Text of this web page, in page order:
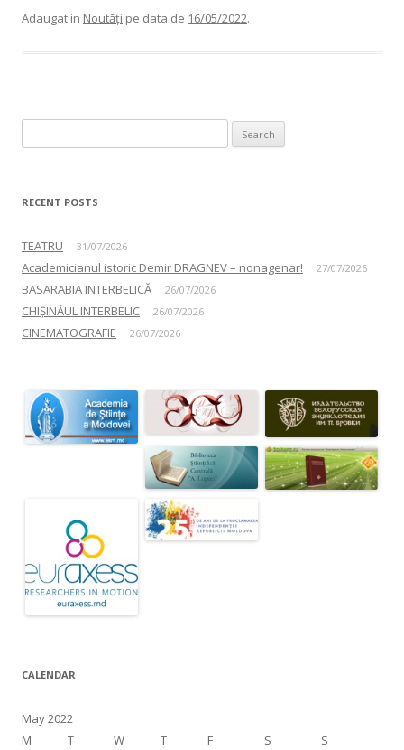
Adaugat in Noutăți pe data de 16/05/2022.
RECENT POSTS
TEATRU 31/07/2026
Academicianul istoric Demir DRAGNEV – nonagenar! 27/07/2026
BASARABIA INTERBELICĂ 26/07/2026
CHIȘINĂUL INTERBELIC 26/07/2026
CINEMATOGRAFIE 26/07/2026
CALENDAR
May 2022
M
T W T F S S